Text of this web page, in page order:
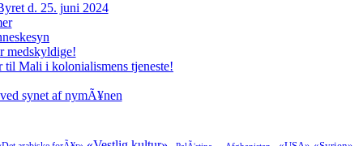
d. 25. juni 2024
medskyldige!
til Mali i kolonialismens tjeneste!
synet af nymÃ¥nen